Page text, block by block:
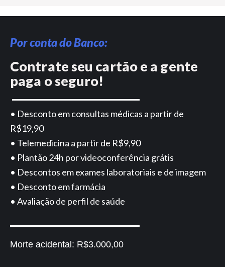
Por conta do Banco:
Contrate seu cartão e a gente
paga o seguro!
• Desconto em consultas médicas a partir de
R$19,90
• Telemedicina a partir de R$9,90
• Plantão 24h por videoconferência grátis
• Descontos em exames laboratoriais e de imagem
• Desconto em farmácia
• Avaliação de perfil de saúde
Morte acidental: R$3.000,00